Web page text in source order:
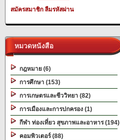
สมัครสมาชิก ลืมรหัสผ่าน
หมวดหนังสือ
กฎหมาย (6)
การศึกษา (153)
การเกษตรและชีววิทยา (82)
การเมืองและการปกครอง (1)
กีฬา ท่องเที่ยว สุขภาพและอาหาร (194)
คอมพิวเตอร์ (88)